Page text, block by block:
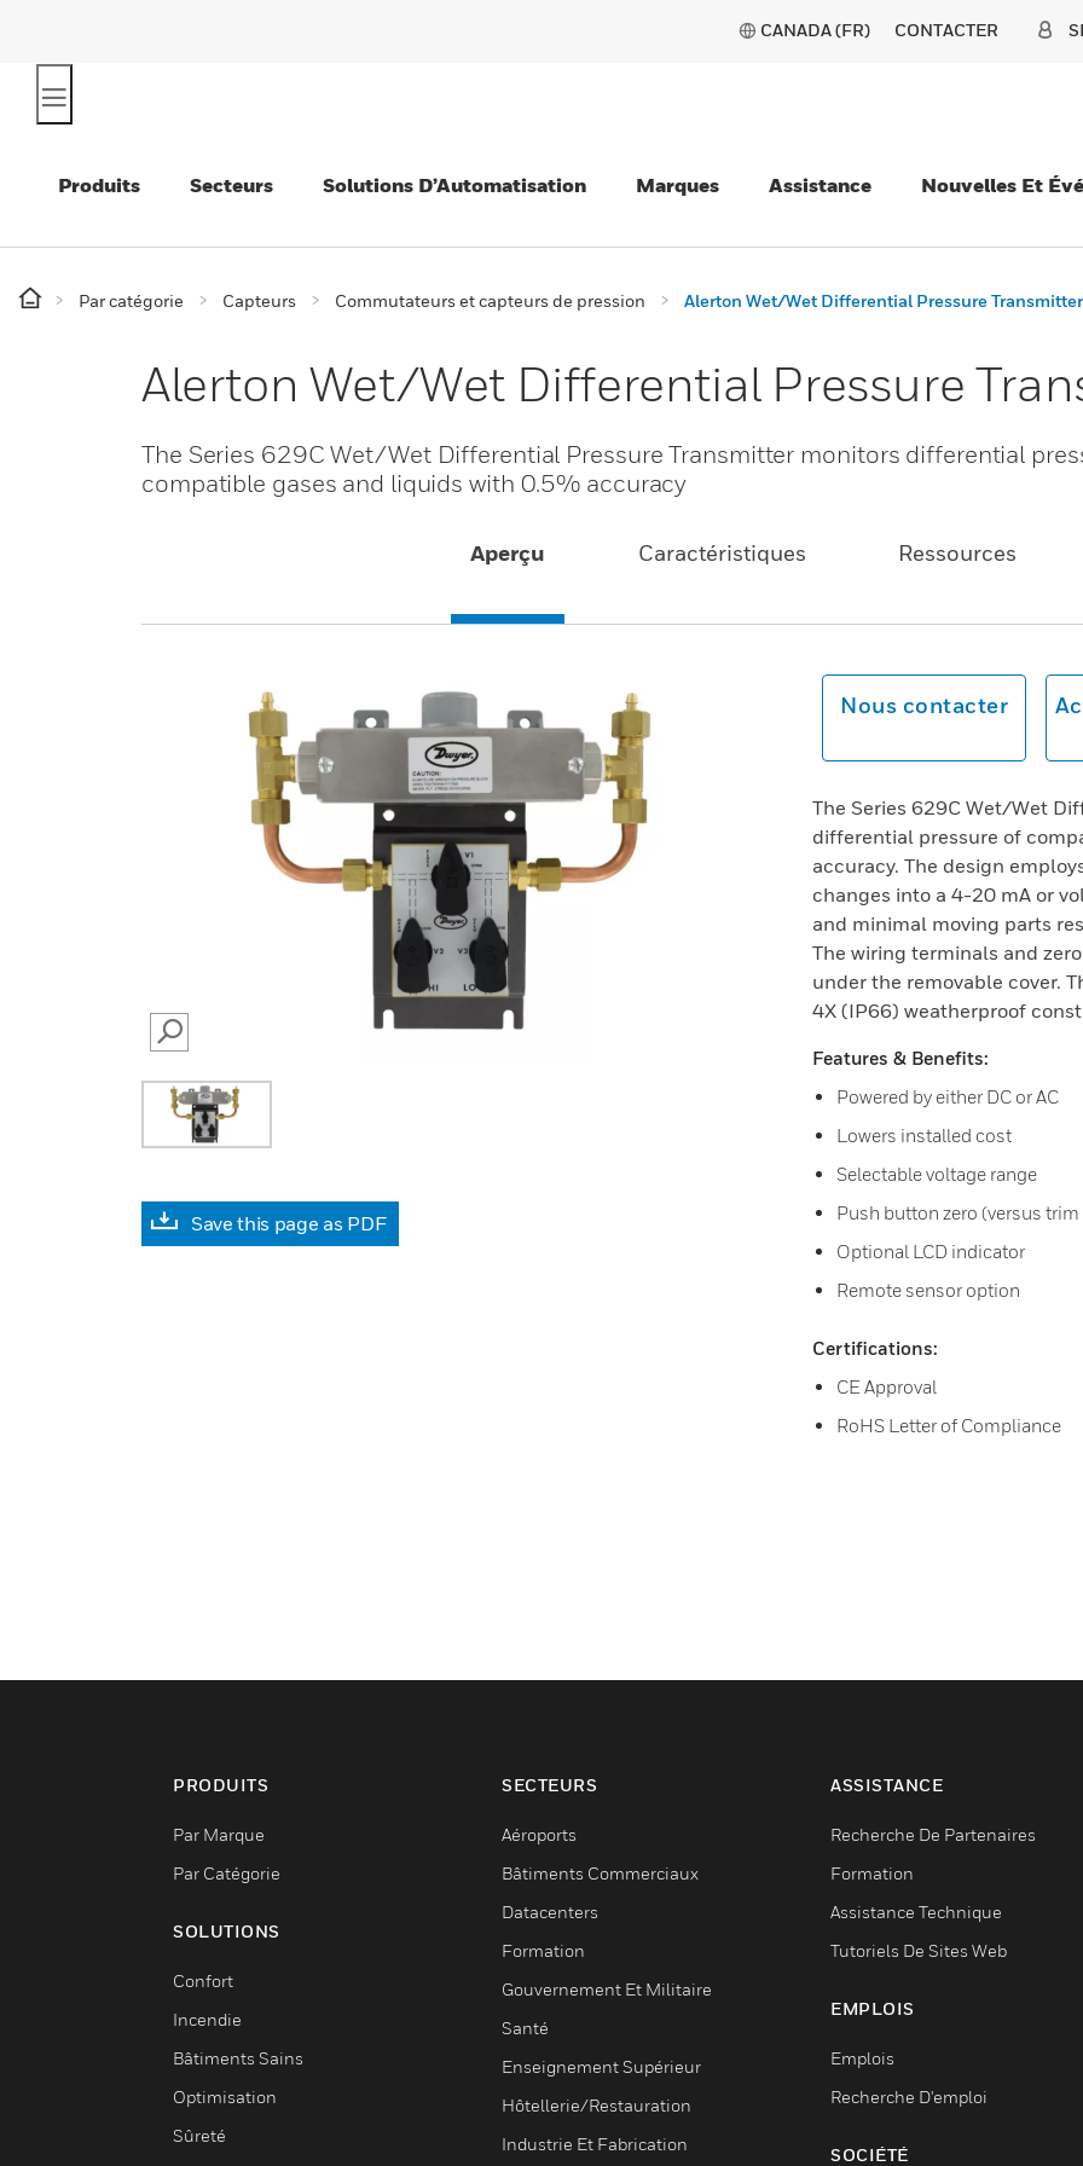
CANADA (FR) CONTACTER
Produits Secteurs Solutions D’Automatisation Marques Assistance Nouvelles Et
Par catégorie Capteurs Commutateurs et capteurs de pression Alerton Wet/Wet Differential Pressure Transmitter
Alerton Wet/Wet Differential Pressure
The Series 629C Wet/Wet Differential Pressure Transmitter monitors differential
compatible gases and liquids with 0.5% accuracy
Aperçu Caractéristiques Ressources
SEARCH
Save this page as PDF
Nous contacter
The Series 629C Wet/Wet
differential pressure of
accuracy. The design
changes into a 4-20 mA or
and minimal moving parts
The wiring terminals and
under the removable cover.
4X (IP66) weatherproof
Features & Benefits:
Powered by either DC or AC
Lowers installed cost
Selectable voltage range
Push button zero (versus
Optional LCD indicator
Remote sensor option
Certifications:
CE Approval
RoHS Letter of Compliance
PRODUITS
Par Marque
Par Catégorie
SOLUTIONS
Confort
Incendie
Bâtiments Sains
Optimisation
Sûreté
SECTEURS
Aéroports
Bâtiments Commerciaux
Datacenters
Formation
Gouvernement Et Militaire
Santé
Enseignement Supérieur
Hôtellerie/Restauration
Industrie Et Fabrication
ASSISTANCE
Recherche De Partenaires
Formation
Assistance Technique
Tutoriels De Sites Web
EMPLOIS
Emplois
Recherche D'emploi
SOCIÉTÉ